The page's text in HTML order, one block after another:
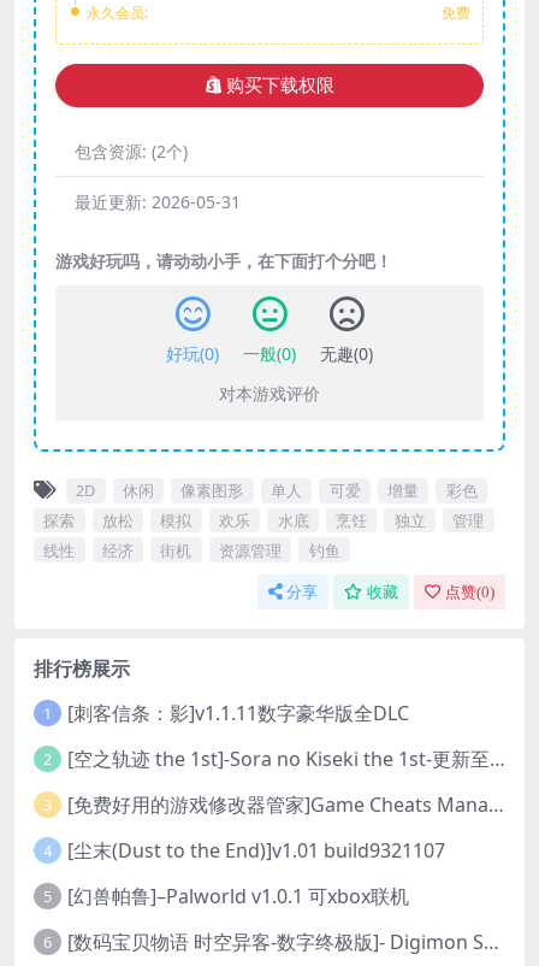
永久会员: 免费
购买下载权限
包含资源: (2个)
最近更新: 2026-05-31
游戏好玩吗，请动动小手，在下面打个分吧！
好玩(0) 一般(0) 无趣(0)
对本游戏评价
2D 休闲 像素图形 单人 可爱 增量
彩色
探索
放松 模拟 欢乐 水底 烹饪 独立
管理
线性
经济 街机 资源管理 钓鱼
分享 收藏 点赞(0)
排行榜展示
1 [刺客信条：影]v1.1.11数字豪华版全DLC
2 [空之轨迹 the 1st]-Sora no Kiseki the 1st-更新至v1.06.4-全DLC
3 [免费好用的游戏修改器管家]Game Cheats Manager
4 [尘末(Dust to the End)]v1.01 build9321107
5 [幻兽帕鲁]–Palworld v1.0.1 可xbox联机
6 [数码宝贝物语 时空异客-数字终极版]- Digimon Story Time Stranger-Build.23514637